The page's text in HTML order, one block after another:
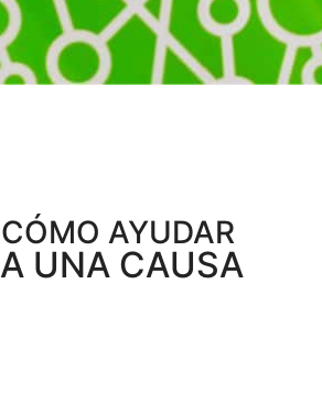
AYUDAR
UNA CAUSA